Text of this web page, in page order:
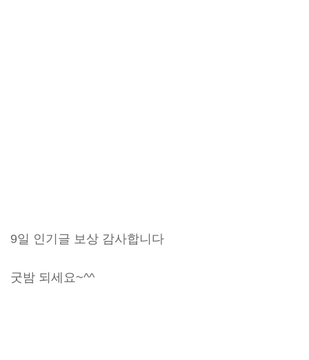
9일 인기글 보상 감사합니다
굿밤 되세요~^^